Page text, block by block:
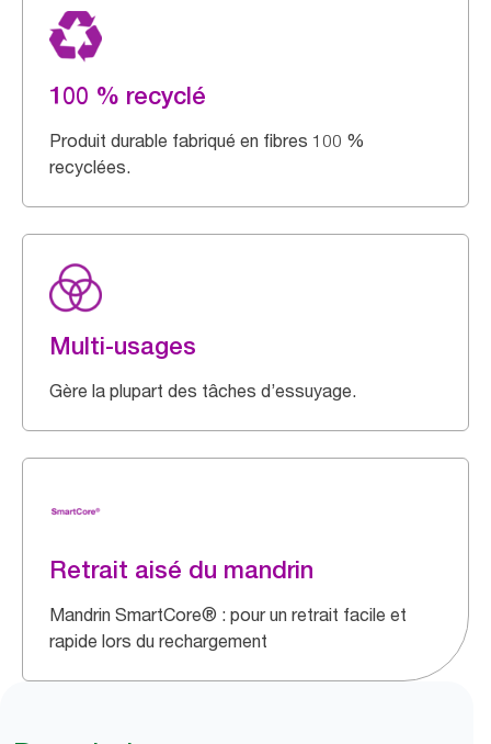
100 % recyclé
Produit durable fabriqué en fibres 100 %
recyclées.
Multi-usages
Gère la plupart des tâches d’essuyage.
Retrait aisé du mandrin
Mandrin SmartCore® : pour un retrait facile et
rapide lors du rechargement